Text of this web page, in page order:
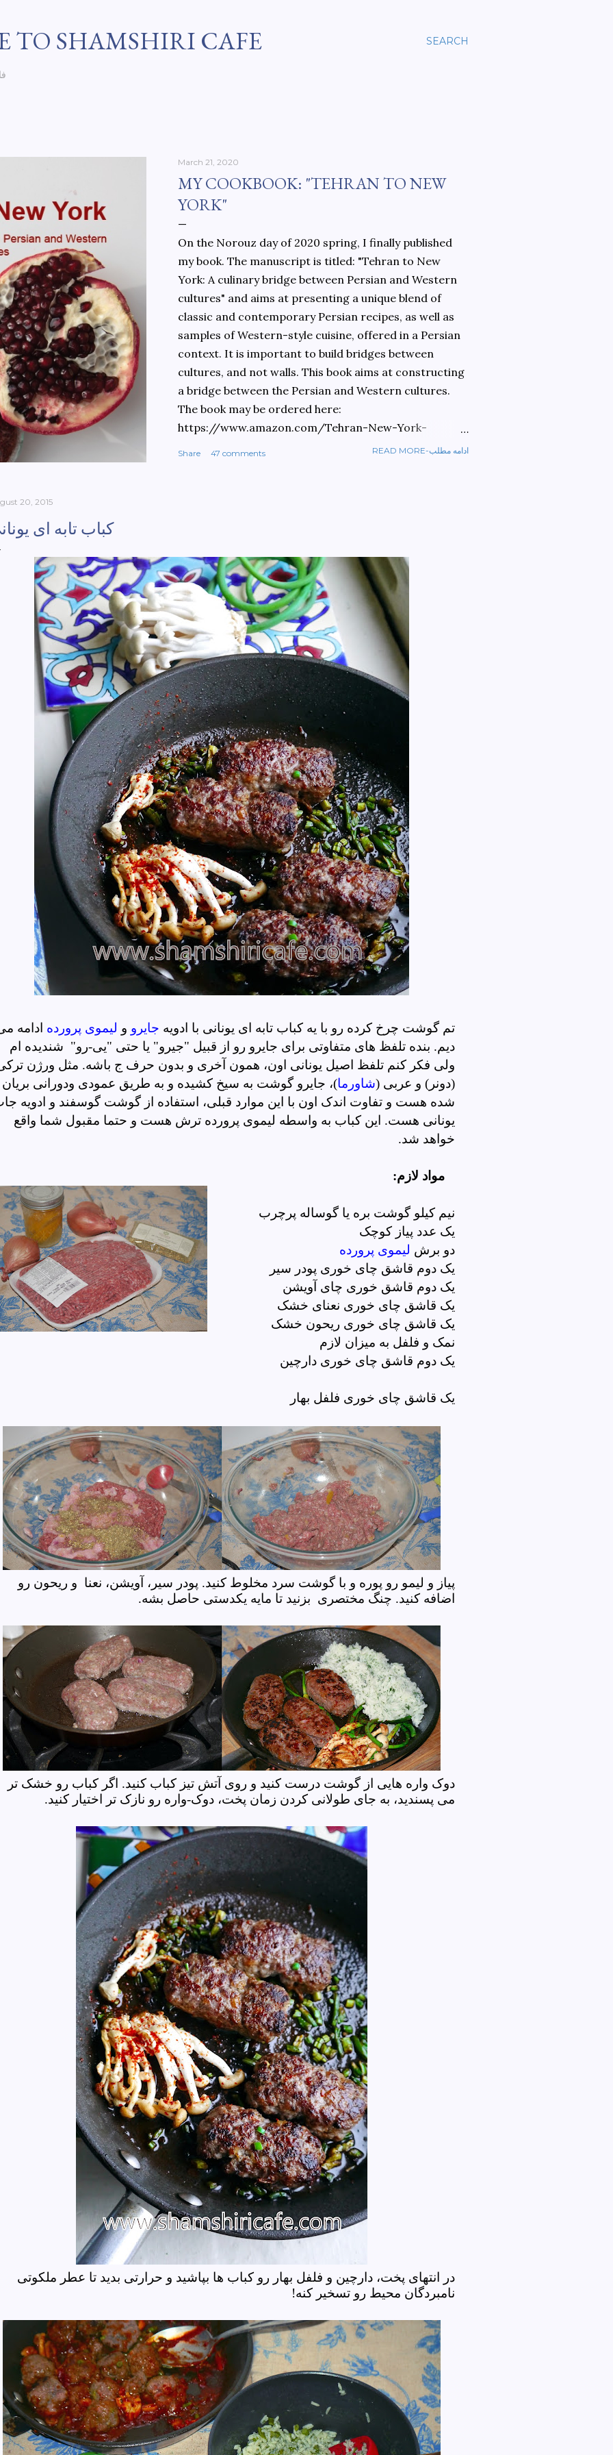
SEARCH
TO SHAMSHIRI CAFE
March 21, 2020
MY COOKBOOK: "TEHRAN TO NEW
YORK"
On the Norouz day of 2020 spring, I finally published
my book. The manuscript is titled: "Tehran to New
York: A culinary bridge between Persian and Western
cultures" and aims at presenting a unique blend of
classic and contemporary Persian recipes, as well as
samples of Western-style cuisine, offered in a Persian
context. It is important to build bridges between
cultures, and not walls. This book aims at constructing
a bridge between the Persian and Western cultures.
The book may be ordered here:
https://www.amazon.com/Tehran-New-York-
Share 47 comments READ MORE-ادامه مطلب
20, 2015
کباب تابه ای
تم گوشت چرخ کرده رو با یه کباب تابه ای یونانی با ادویه جایرو و لیموی پرورده ادامه
دیم. بنده تلفظ های متفاوتی برای جایرو رو از قبیل "جیرو" یا حتی "یی-رو" شندیده ام
ولی فکر کنم تلفظ اصیل یونانی اون، همون آخری و بدون حرف ج باشه. مثل ورژن
(دونر) و عربی (شاورما)، جایرو گوشت به سیخ کشیده و به طریق عمودی ودورانی بریان
شده هست و تفاوت اندک اون با این موارد قبلی، استفاده از گوشت گوسفند و ادویه
یونانی هست. این کباب به واسطه لیموی پرورده ترش هست و حتما مقبول شما واقع
خواهد شد.
مواد لازم:
نیم کیلو گوشت بره یا گوساله پرچرب
یک عدد پیاز کوچک
دو برش لیموی پرورده
یک دوم قاشق چای خوری پودر سیر
یک دوم قاشق خوری چای آویشن
یک قاشق چای خوری نعنای خشک
یک قاشق چای خوری ریحون خشک
نمک و فلفل به میزان لازم
یک دوم قاشق چای خوری دارچین
یک قاشق چای خوری فلفل بهار
پیاز و لیمو رو پوره و با گوشت سرد مخلوط کنید. پودر سیر، آویشن، نعنا و ریحون رو
اضافه کنید. چنگ مختصری بزنید تا مایه یکدستی حاصل بشه.
دوک واره هایی از گوشت درست کنید و روی آتش تیز کباب کنید. اگر کباب رو خشک تر
می پسندید، به جای طولانی کردن زمان پخت، دوک-واره رو نازک تر اختیار کنید.
در انتهای پخت، دارچین و فلفل بهار رو کباب ها بپاشید و حرارتی بدید تا عطر ملکوتی
نامبردگان محیط رو تسخیر کنه!